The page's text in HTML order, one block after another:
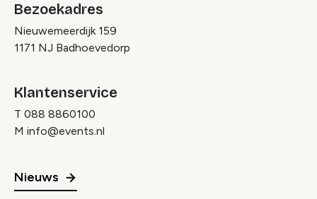
Bezoekadres
Nieuwemeerdijk 159
1171 NJ Badhoevedorp
Klantenservice
T 088 8860100
M info@events.nl
Nieuws